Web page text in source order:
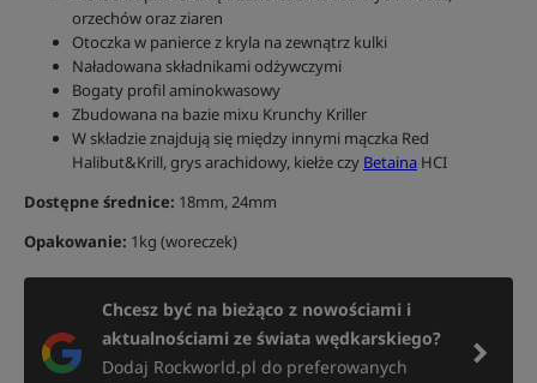
orzechów oraz ziaren
Otoczka w panierce z kryla na zewnątrz kulki
Naładowana składnikami odżywczymi
Bogaty profil aminokwasowy
Zbudowana na bazie mixu Krunchy Kriller
W składzie znajdują się między innymi mączka Red
Halibut&Krill, grys arachidowy, kiełże czy Betaina HCI
Dostępne średnice: 18mm, 24mm
Opakowanie: 1kg (woreczek)
Chcesz być na bieżąco z nowościami i
aktualnościami ze świata wędkarskiego?
Dodaj Rockworld.pl do preferowanych